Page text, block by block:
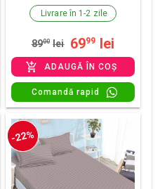
Livrare în 1-2 zile
8900 lei 6999 lei
ADAUGĂ ÎN COȘ
Comandă rapid
-22%